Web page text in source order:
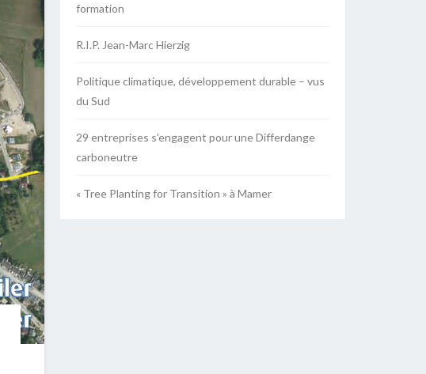
formation
R.I.P. Jean-Marc Hierzig
Politique climatique, développement durable – vus
du Sud
29 entreprises s’engagent pour une Differdange
carboneutre
« Tree Planting for Transition » à Mamer